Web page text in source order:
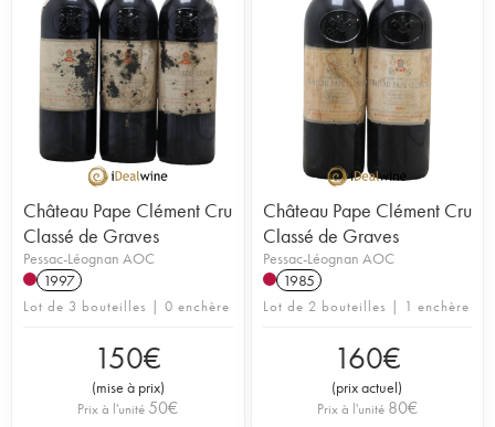
Château Pape Clément Cru
Classé de Graves
Pessac-Léognan AOC
1997
Lot de 3 bouteilles | 0 enchère
150€
(mise à prix)
Prix à l'unité 50€
Château Pape Clément Cru
Classé de Graves
Pessac-Léognan AOC
1985
Lot de 2 bouteilles | 1 enchère
160€
(prix actuel)
Prix à l'unité 80€